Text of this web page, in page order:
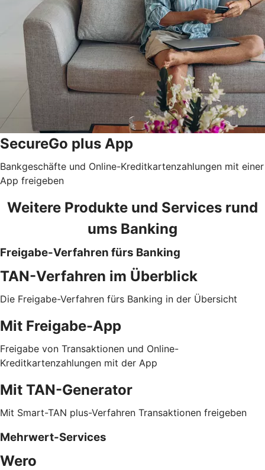
SecureGo plus App
Bankgeschäfte und Online-Kreditkartenzahlungen mit einer
App freigeben
Weitere Produkte und Services rund
ums Banking
Freigabe-Verfahren fürs Banking
TAN-Verfahren im Überblick
Die Freigabe-Verfahren fürs Banking in der Übersicht
Mit Freigabe-App
Freigabe von Transaktionen und Online-
Kreditkartenzahlungen mit der App
Mit TAN-Generator
Mit Smart-TAN plus-Verfahren Transaktionen freigeben
Mehrwert-Services
Wero